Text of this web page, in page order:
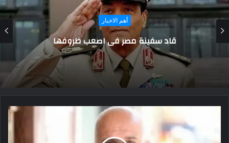
أهم الاخبار
إنتخابات المانيا: من هم النواب الجدد الذين
ينحدرون من دول عربية؟